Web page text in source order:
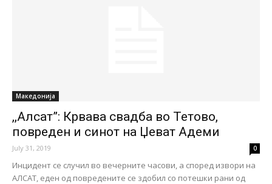
Македонија
,,Алсат”: Крвава свадба во Тетово,
повреден и синот на Џеват Адеми
July 31, 2019 0
Инцидент се случил во вечерните часови, а според извори на
АЛСАТ, еден од повредените се здобил со потешки рани од